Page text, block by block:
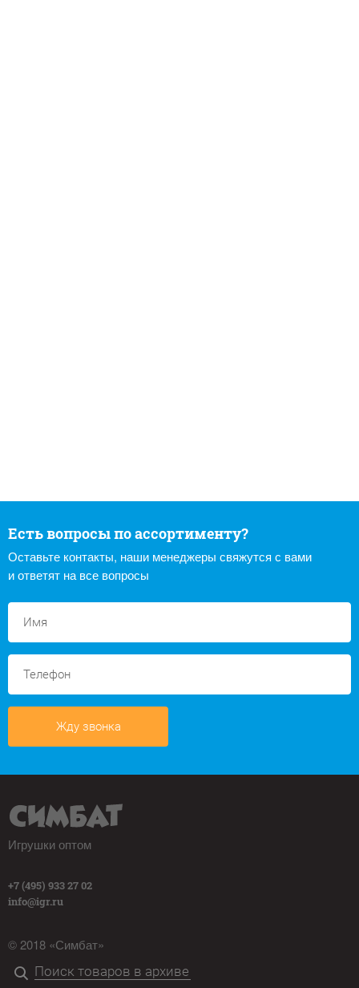
Есть вопросы по ассортименту?
Оставьте контакты, наши менеджеры свяжутся с вами
и ответят на все вопросы
Жду звонка
Игрушки оптом
+7 (495) 933 27 02
info@igr.ru
© 2018 «Симбат»